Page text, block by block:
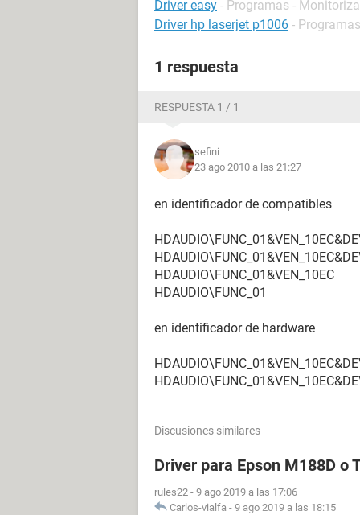
Driver easy - Programas -
Driver hp laserjet p1006 -
1 respuesta
RESPUESTA 1 / 1
sefini
23 ago 2010 a las 21:27
en identificador de compatibles
HDAUDIO\FUNC_01&VEN_10EC
HDAUDIO\FUNC_01
en identificador de hardware
Discusiones similares
Driver para Epson M188D o
rules22 - 9 ago 2019 a las 17:06
Carlos-vialfa - 9 ago 2019 a las 18:15